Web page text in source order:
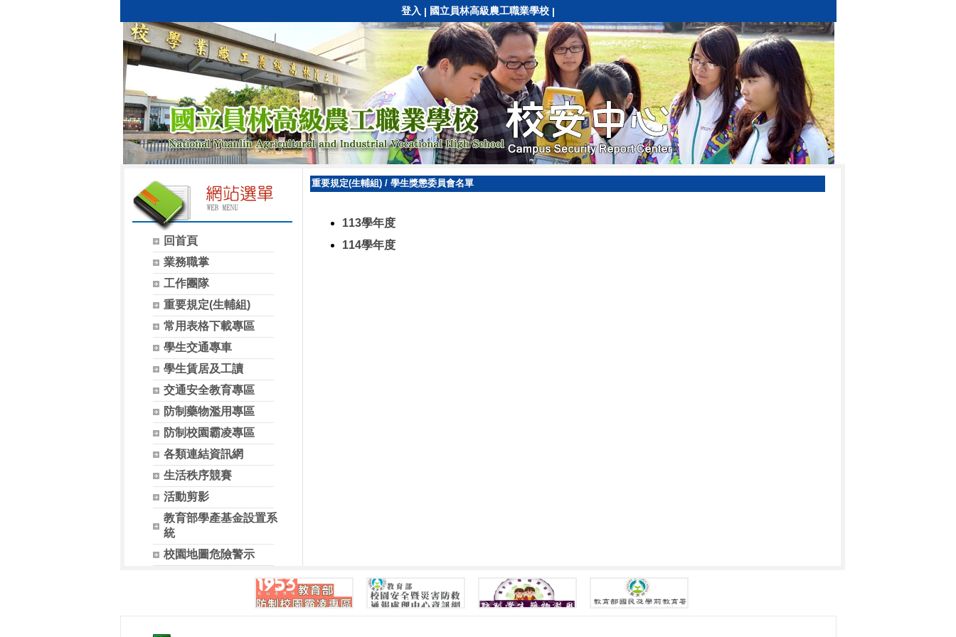
登入 | 國立員林高級農工職業學校 |
回首頁
業務職掌
工作團隊
重要規定(生輔組)
常用表格下載專區
學生交通專車
學生賃居及工讀
交通安全教育專區
防制藥物濫用專區
防制校園霸凌專區
各類連結資訊網
生活秩序競賽
活動剪影
教育部學產基金設置系
統
校園地圖危險警示
重要規定(生輔組)/ 學生獎懲委員會名單
113學年度
114學年度